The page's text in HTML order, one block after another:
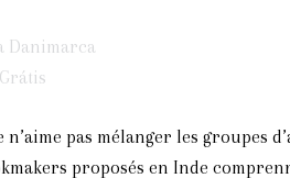
Danimarca
n’aime pas mélanger les groupes
proposés en Inde